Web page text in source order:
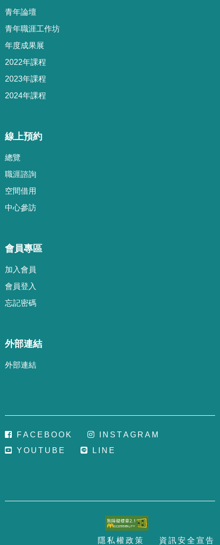
青年論壇
青年職涯工作坊
年度成果展
2022年課程
2023年課程
2024年課程
線上預約
總覽
職涯諮詢
空間借用
中心參訪
會員專區
加 入會 員
會 員登 入
忘記密碼
外部連結
外部連結
FA C E B OO K N S TA G R A M
Y O U T U B E L N E
隱 私 權政 策 資 訊安全 宣 告